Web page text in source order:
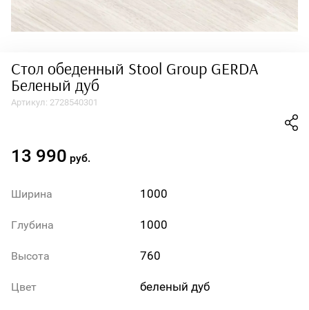
Стол обеденный Stool Group GERDA
Беленый дуб
Артикул: 2728540301
13 990 руб.
Ширина 1000
Глубина 1000
Высота 760
Цвет беленый дуб